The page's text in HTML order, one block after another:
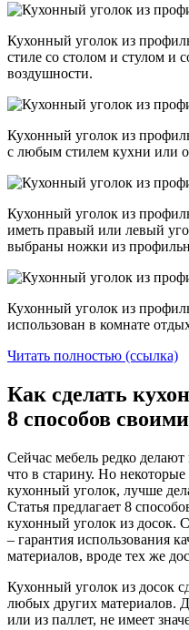
Кухонный уголок из
стиле со столом и стулом и
воздушности.
Кухонный уголок из
с любым стилем кухни или
Кухонный уголок из
иметь правый или левый
выбраны ножки из
Кухонный уголок из
использован в комнате
Читать полностью (ссылка)
Как сделать
8 способов
Сейчас мебель редко делают
что в старину. Но
кухонный уголок, лучше
Статья предлагает 8
кухонный уголок из досок.
– гарантия использования
материалов, вроде тех же
Кухонный уголок из досок
любых других материалов.
или из паллет, не имеет